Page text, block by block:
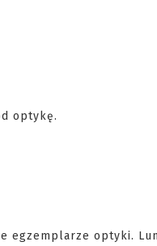
optykę.
egzemplarze optyki.